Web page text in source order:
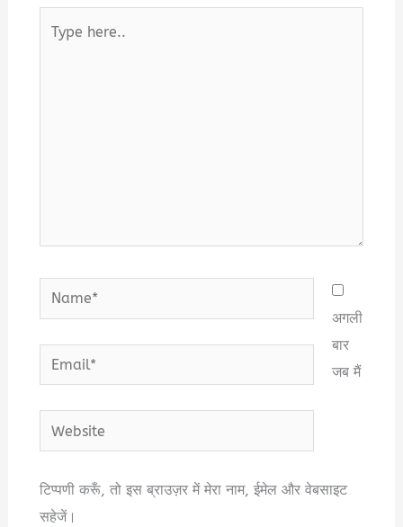
here..
Name*
Email*
Website
अगली
बार
जब मैं
टिप्पणी करूँ, तो इस ब्राउज़र में मेरा नाम, ईमेल और वेबसाइट
सहेजें।